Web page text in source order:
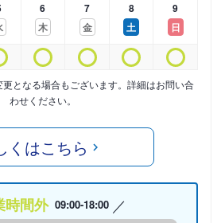
6
木
7
金
8
土
9
日
となる場合もございます。詳細はお問い合
わせください。
くはこちら
時間外 09:00-18:00